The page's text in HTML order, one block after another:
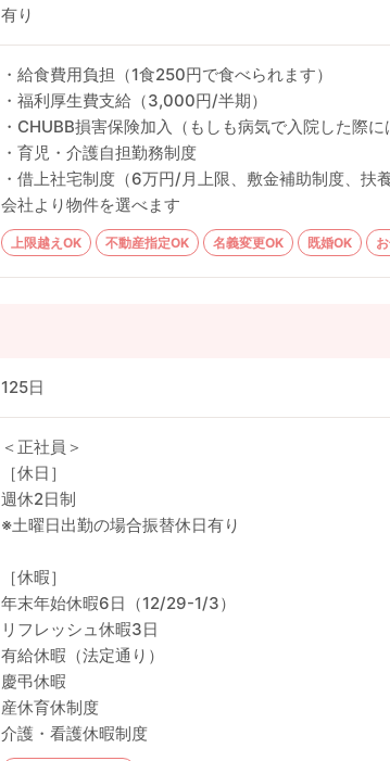
有り
・給食費用負担（1食250円で食べられます）
・福利厚生費支給（3,000円/半期）
・CHUBB損害保険加入（もしも病気で入院した際
・育児・介護自担勤務制度
・借上社宅制度（6万円/月上限、敷金補助制度、
会社より物件を選べます
上限越えOK 不動産指定OK 名義変更OK 既婚OK
125日
＜正社員＞
［休日］
週休2日制
※土曜日出勤の場合振替休日有り
［休暇］
年末年始休暇6日（12/29-1/3）
リフレッシュ休暇3日
有給休暇（法定通り）
慶弔休暇
産休育休制度
介護・看護休暇制度